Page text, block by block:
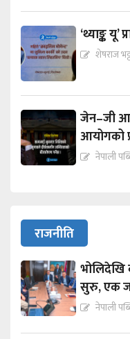
‘थ्याङ्क यू’
शेषराज
जेन–जी
आयोगको
नेपाली
राजनीति
भोलिदेखि
सुरु, एक
नेपाली